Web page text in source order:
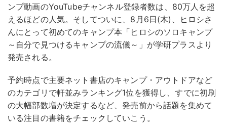
ンプ動画のYouTubeチャンネル登録者数は、80万人を超
えるほどの人気。そしてついに、8月6日(木)、ヒロシさ
んにとって初めてのキャンプ本「ヒロシのソロキャンプ
～自分で見つけるキャンプの流儀～」が学研プラスより
発売される。
予約時点で主要ネット書店のキャンプ・アウトドアなど
のカテゴリで軒並みランキング1位を獲得し、すでに初刷
の大幅部数増が決定するなど、発売前から話題を集めて
いる注目の書籍をチェックしていこう。